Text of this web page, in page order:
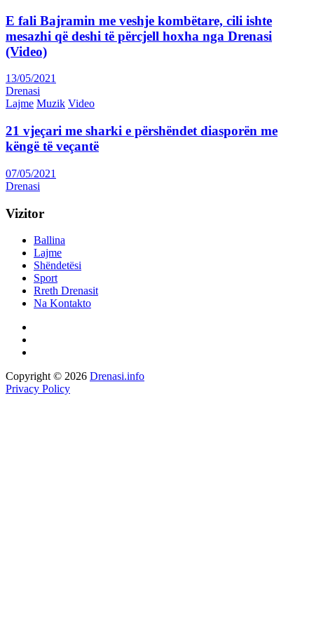
E fali Bajramin me veshje kombëtare, cili ishte
mesazhi që deshi të përcjell hoxha nga Drenasi
(Video)
13/05/2021
Drenasi
Lajme Muzik Video
21 vjeçari me sharki e përshëndet diasporën me
këngë të veçantë
07/05/2021
Drenasi
Vizitor
Ballina
Lajme
Shëndetësi
Sport
Rreth Drenasit
Na Kontakto
Copyright © 2026 Drenasi.info
Privacy Policy